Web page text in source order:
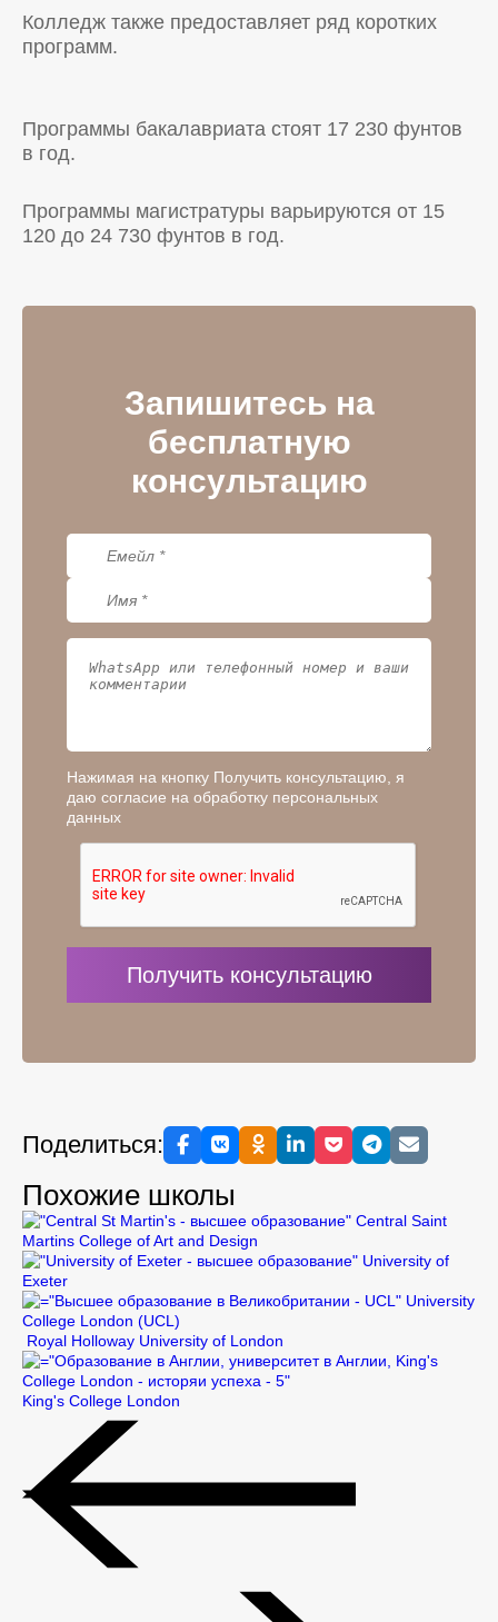
Колледж также предоставляет ряд коротких
программ.
Программы бакалавриата стоят 17 230 фунтов
в год.
Программы магистратуры варьируются от 15
120 до 24 730 фунтов в год.
Запишитесь на
бесплатную
консультацию
Нажимая на кнопку Получить консультацию, я
даю согласие на обработку персональных
данных
Поделиться:
Похожие школы
Central Saint
Martins College of Art and Design
University of
Exeter
University
College London (UCL)
Royal Holloway University of London
King's College London